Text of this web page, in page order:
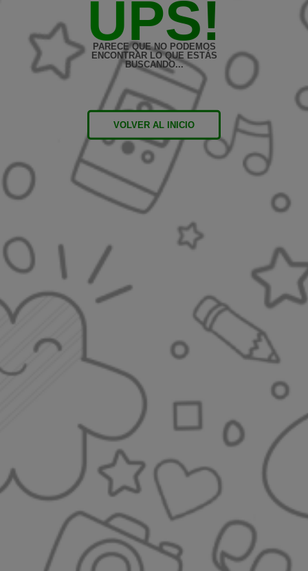
UPS!
PARECE QUE NO PODEMOS
ENCONTRAR LO QUE ESTÁS
BUSCANDO...
VOLVER AL INICIO